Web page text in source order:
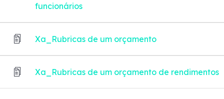
funcionários
Xa_Rubricas de um orçamento
Xa_Rubricas de um orçamento de rendimentos